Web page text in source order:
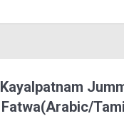
Kayalpatnam
Fatwa(Arabic/